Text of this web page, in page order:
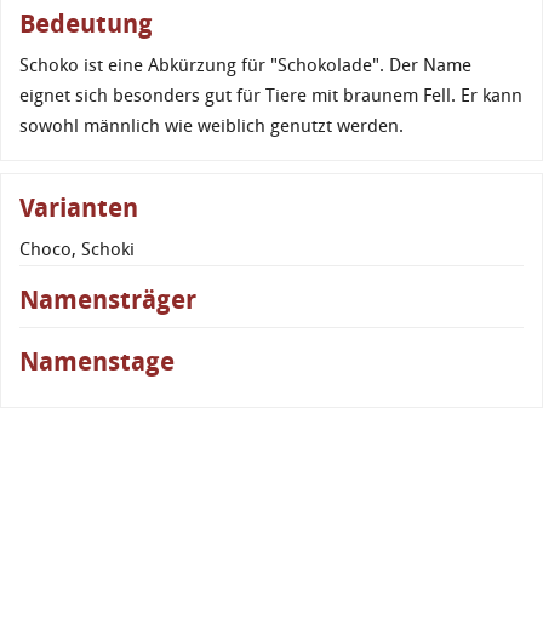
Bedeutung
Schoko ist eine Abkürzung für "Schokolade". Der Name
eignet sich besonders gut für Tiere mit braunem Fell. Er kann
sowohl männlich wie weiblich genutzt werden.
Varianten
Choco, Schoki
Namensträger
Namenstage